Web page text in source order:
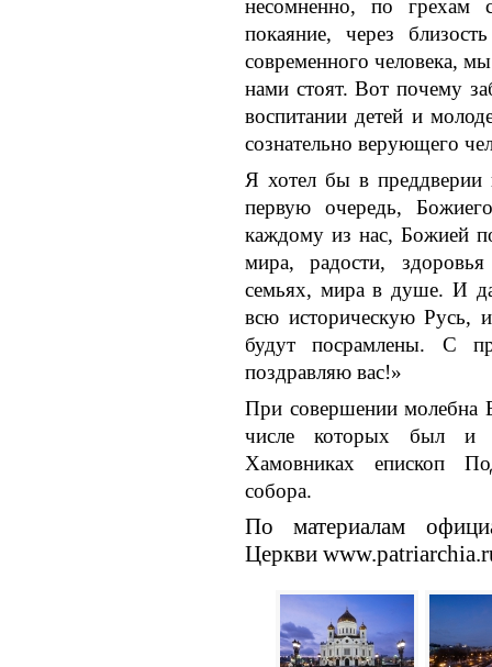
несомненно, по грехам
покаяние, через
современного человека,
нами стоят. Вот почему
воспитании детей и
сознательно верующего
Я хотел бы в преддверии
первую очередь,
каждому из нас, Божией
мира, радости,
семьях, мира в душе. И
всю историческую Русь,
будут посрамлены. С
поздравляю вас!»
При совершении молебна
числе которых был и
Хамовниках епископ
собора.
По материалам
Церкви